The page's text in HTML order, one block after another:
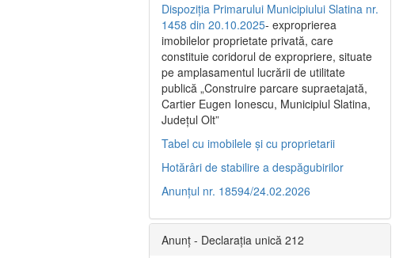
Dispoziția Primarului Municipiului Slatina nr.
1458 din 20.10.2025- exproprierea
imobilelor proprietate privată, care
constituie coridorul de expropriere, situate
pe amplasamentul lucrării de utilitate
publică „Construire parcare supraetajată,
Cartier Eugen Ionescu, Municipiul Slatina,
Județul Olt”
Tabel cu imobilele și cu proprietarii
Hotărâri de stabilire a despăgubirilor
Anunțul nr. 18594/24.02.2026
Anunț - Declarația unică 212